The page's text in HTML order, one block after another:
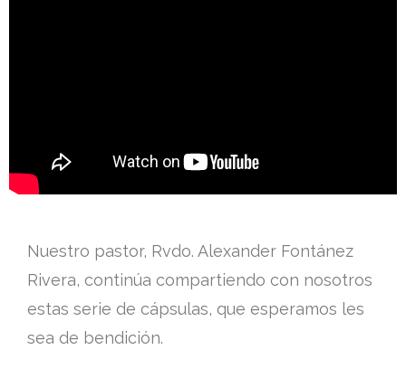
Nuestro pastor, Rvdo. Alexander Fontánez
Rivera, continúa compartiendo con nosotros
estas serie de cápsulas, que esperamos les
sea de bendición.